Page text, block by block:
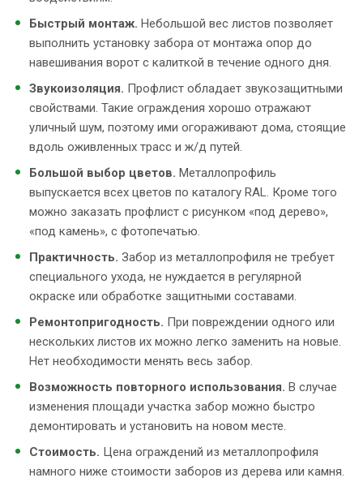
Быстрый монтаж. Небольшой вес листов позволяет
выполнить установку забора от монтажа опор до
навешивания ворот с калиткой в течение одного дня.
Звукоизоляция. Профлист обладает звукозащитными
свойствами. Такие ограждения хорошо отражают
уличный шум, поэтому ими огораживают дома, стоящие
вдоль оживленных трасс и ж/д путей.
Большой выбор цветов. Металлопрофиль
выпускается всех цветов по каталогу RAL. Кроме того
можно заказать профлист с рисунком «под дерево»,
«под камень», с фотопечатью.
Практичность. Забор из металлопрофиля не требует
специального ухода, не нуждается в регулярной
окраске или обработке защитными составами.
Ремонтопригодность. При повреждении одного или
нескольких листов их можно легко заменить на новые.
Нет необходимости менять весь забор.
Возможность повторного использования. В случае
изменения площади участка забор можно быстро
демонтировать и установить на новом месте.
Стоимость. Цена ограждений из металлопрофиля
намного ниже стоимости заборов из дерева или камня.